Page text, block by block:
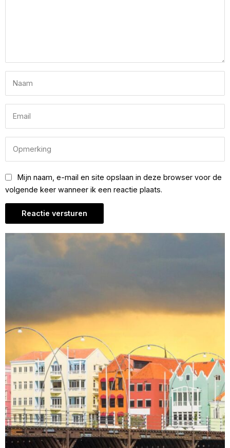
Mijn naam, e-mail en site opslaan in deze browser voor de
volgende keer wanneer ik een reactie plaats.